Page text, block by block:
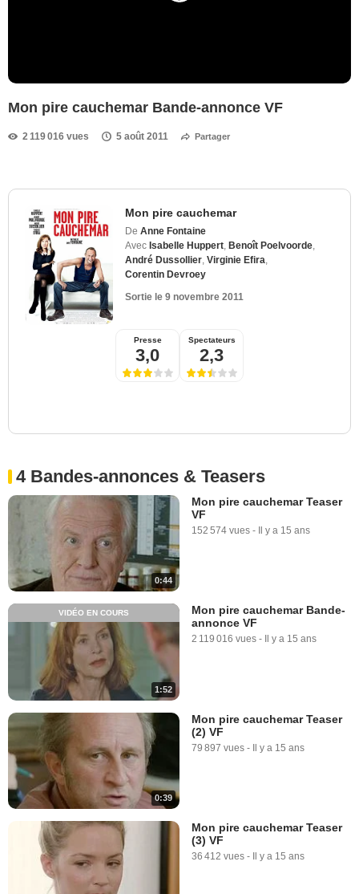
Mon pire cauchemar Bande-annonce VF
2 119 016 vues 5 août 2011 Partager
Mon pire cauchemar
De Anne Fontaine
Avec Isabelle Huppert Benoît Poelvoorde
André Dussollier Virginie Efira
Corentin Devroey
Sortie le 9 novembre 2011
Presse
3,0
Spectateurs
2,3
4 Bandes-annonces & Teasers
0:44
Mon pire cauchemar Teaser
VF
152 574 vues - Il y a 15 ans
1:52
VIDÉO EN COURS
Mon pire cauchemar Bande-
annonce VF
2 119 016 vues - Il y a 15 ans
0:39
Mon pire cauchemar Teaser
(2) VF
79 897 vues - Il y a 15 ans
Mon pire cauchemar Teaser
(3) VF
36 412 vues - Il y a 15 ans